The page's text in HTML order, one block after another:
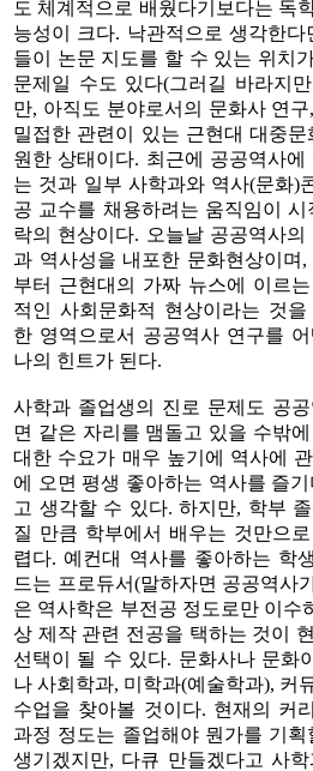
도 체계적으로 배웠다기보다는 독
능성이 크다. 낙관적으로 생각한다
들이 논문 지도를 할 수 있는 위치
문제일 수도 있다(그러길 바라지
만, 아직도 분야로서의 문화사 연
밀접한 관련이 있는 근현대 대중
원한 상태이다. 최근에 공공역사
는 것과 일부 사학과와 역사(문화)
공 교수를 채용하려는 움직임이
락의 현상이다. 오늘날 공공역사
과 역사성을 내포한 문화현상이며,
부터 근현대의 가짜 뉴스에 이르
적인 사회문화적 현상이라는 것
한 영역으로서 공공역사 연구를
나의 힌트가 된다.
사학과 졸업생의 진로 문제도 공
면 같은 자리를 맴돌고 있을 수밖
대한 수요가 매우 높기에 역사에
에 오면 평생 좋아하는 역사를 즐
고 생각할 수 있다. 하지만, 학부
질 만큼 학부에서 배우는 것만으
렵다. 예컨대 역사를 좋아하는 학
드는 프로듀서(말하자면 공공역사
은 역사학은 부전공 정도로만 이수
상 제작 관련 전공을 택하는 것이
선택이 될 수 있다. 문화사나 문화
나 사회학과, 미학과(예술학과), 커
수업을 찾아볼 것이다. 현재의 커
과정 정도는 졸업해야 뭔가를 기획
생기겠지만, 다큐 만들겠다고 사